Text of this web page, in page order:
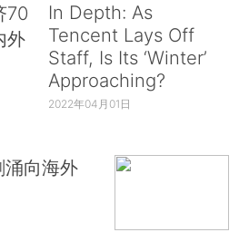
70
外
In Depth: As
Tencent Lays Off
Staff, Is Its ‘Winter’
Approaching?
2022年04月01日
涌向海外